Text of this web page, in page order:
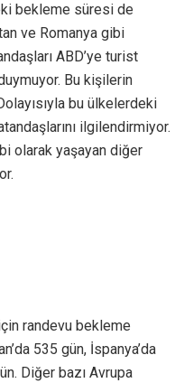
bekleme süresi de
ve Romanya gibi
ABD’ye turist
Bu kişilerin
bu ülkelerdeki
ilgilendirmiyor.
olarak yaşayan diğer
randevu bekleme
535 gün, İspanya’da
Diğer bazı Avrupa